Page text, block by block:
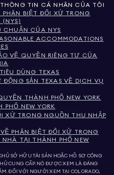
TIN CÁ NHÂN CỦA TÔI
BIỆT ĐỐI XỬ TRONG
(NYS)
CHUẨN CỦA NYS
ACCOMMODATIONS
VỆ QUYỀN RIÊNG TƯ CỦA
DÙNG TEXAS
SẢN TEXAS VỀ DỊCH VỤ
THÀNH PHỐ NEW YORK
NEW YORK
XỬ TRONG NGUỒN THU NHẬP
PHÂN BIỆT ĐỐI XỬ TRONG
TẠI THÀNH PHỐ NEW
SỞ HỮU TÀI SẢN HOẶC HỒ SƠ CÔNG
CUNG CẤP. NÓ ĐƯỢC XEM LÀ ĐÁNG
ĐỐI VỚI NGƯỜI XEM TẠI COLORADO,